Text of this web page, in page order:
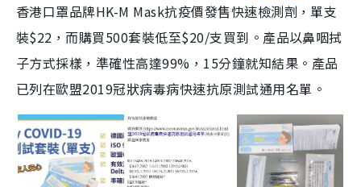
香港口罩品牌HK-M Mask抗疫價發售快速檢測劑，單支
裝$22，而購買500套裝低至$20/支買到。產品以鼻咽拭
子方式採樣，準確性高達99%，15分鐘就知結果。產品
已列在歐盟2019冠狀病毒病快速抗原測試通用名單。